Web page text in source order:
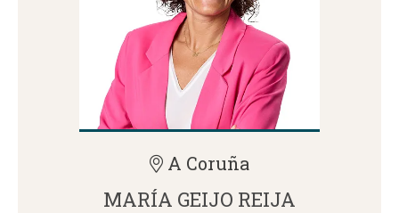
A Coruña
MARÍA GEIJO REIJA